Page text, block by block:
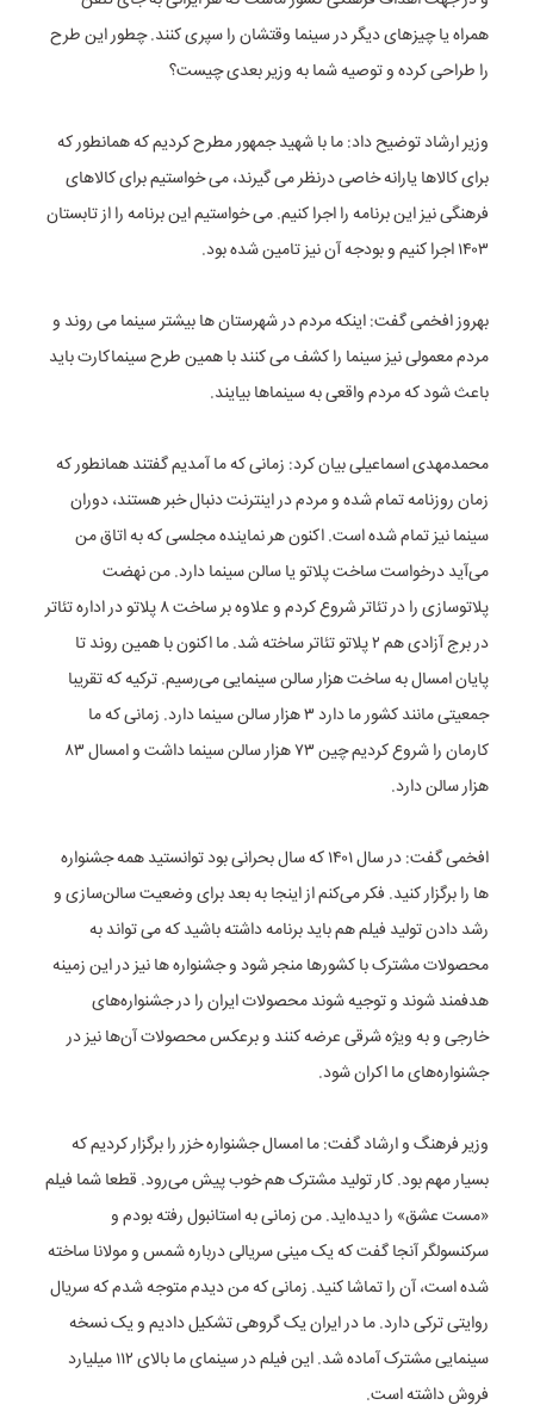
همراه یا چیزهای دیگر در سینما وقتشان را سپری کنند. چطور این طرح
را طراحی کرده و توصیه شما به وزیر بعدی چیست؟
وزیر ارشاد توضیح داد: ما با شهید جمهور مطرح کردیم که همانطور که
برای کالاها یارانه خاصی درنظر می گیرند، می خواستیم برای کالاهای
فرهنگی نیز این برنامه را اجرا کنیم. می خواستیم این برنامه را از تابستان
۱۴۰۳ اجرا کنیم و بودجه آن نیز تامین شده بود.
بهروز افخمی گفت: اینکه مردم در شهرستان ها بیشتر سینما می روند و
مردم معمولی نیز سینما را کشف می کنند با همین طرح سینماکارت باید
باعث شود که مردم واقعی به سینماها بیایند.
محمدمهدی اسماعیلی بیان کرد: زمانی که ما آمدیم گفتند همانطور که
زمان روزنامه تمام شده و مردم در اینترنت دنبال خبر هستند، دوران
سینما نیز تمام شده است. اکنون هر نماینده‌ مجلسی که به اتاق من
می‌آید درخواست ساخت پلاتو یا سالن سینما دارد. من نهضت
پلاتوسازی را در تئاتر شروع کردم و علاوه بر ساخت ۸ پلاتو در اداره تئاتر
در برج آزادی هم ۲ پلاتو تئاتر ساخته شد. ما اکنون با همین روند تا
پایان امسال به ساخت هزار سالن سینمایی می‌رسیم. ترکیه که تقریبا
جمعیتی مانند کشور ما دارد ۳ هزار سالن سینما دارد. زمانی که ما
کارمان را شروع کردیم چین ۷۳ هزار سالن سینما داشت و امسال ۸۳
هزار سالن دارد.
افخمی گفت: در سال ۱۴۰۱ که سال بحرانی بود توانستید همه جشنواره
ها را برگزار کنید. فکر می‌کنم از اینجا به بعد برای وضعیت سالن‌سازی و
رشد دادن تولید فیلم هم باید برنامه داشته باشید که می تواند به
محصولات مشترک با کشورها منجر شود و جشنواره ها نیز در این زمینه
هدفمند شوند و توجیه شوند محصولات ایران را در جشنواره‌های
خارجی و به ویژه شرقی عرضه کنند و برعکس محصولات آن‌ها نیز در
جشنواره‌های ما اکران شود.
وزیر فرهنگ و ارشاد گفت: ما امسال جشنواره خزر را برگزار کردیم که
بسیار مهم بود. کار تولید مشترک هم خوب پیش می‌رود. قطعا شما فیلم
«مست عشق» را دیده‌اید. من زمانی به استانبول رفته بودم و
سرکنسولگر آنجا گفت که یک مینی سریالی درباره شمس و مولانا ساخته
شده است، آن را تماشا کنید. زمانی که من دیدم متوجه شدم که سریال
روایتی ترکی دارد. ما در ایران یک گروهی تشکیل دادیم و یک نسخه
سینمایی مشترک آماده شد. این فیلم در سینمای ما بالای ۱۱۲ میلیارد
فروش داشته است.